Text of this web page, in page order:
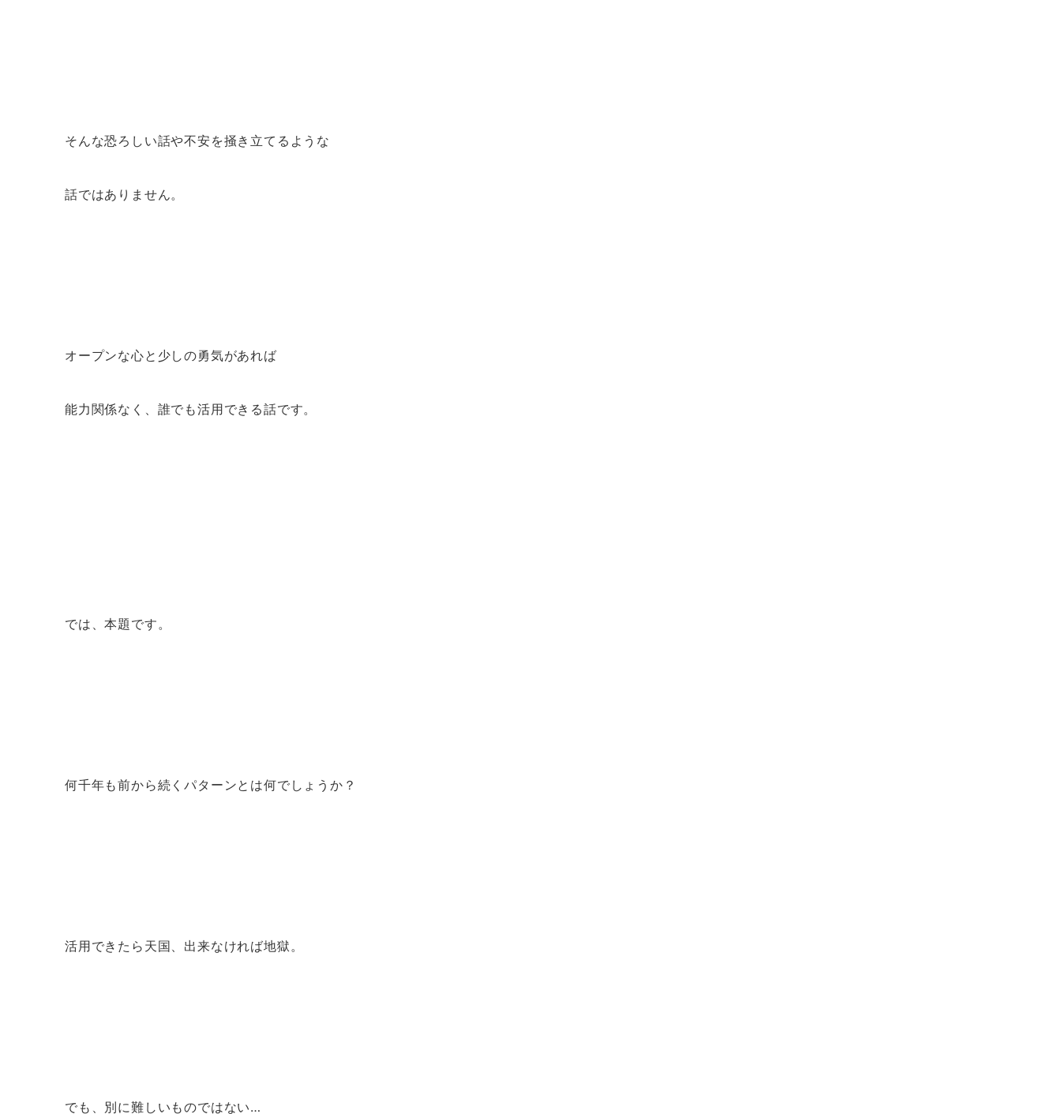
そんな恐ろしい話や不安を掻き立てるような
話ではありません。
オープンな心と少しの勇気があれば
能力関係なく、誰でも活用できる話です。
では、本題です。
何千年も前から続くパターンとは何でしょうか？
活用できたら天国、出来なければ地獄。
でも、別に難しいものではない…